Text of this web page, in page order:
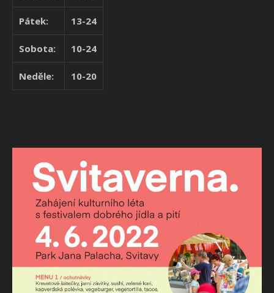
Pátek: 13-24
Sobota: 10-24
Neděle: 10-20